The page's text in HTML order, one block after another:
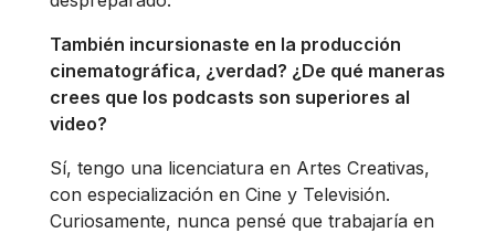
También incursionaste en la producción
cinematográfica, ¿verdad? ¿De qué maneras
crees que los podcasts son superiores al
video?
Sí, tengo una licenciatura en Artes Creativas,
con especialización en Cine y Televisión.
Curiosamente, nunca pensé que trabajaría en